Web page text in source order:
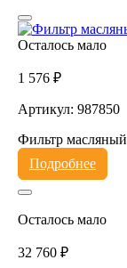
Осталось мало
1 576 ₽
Артикул: 987850
Фильтр масляный
Подробнее
Осталось мало
32 760 ₽